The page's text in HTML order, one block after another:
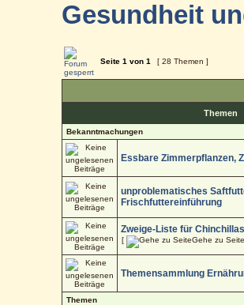
Gesundheit
Seite1 von1 [ 28 Themen ]
Themen
Bekanntmachungen
Essbare Zimmerpflanzen,
unproblematisches
Frischfuttereinführung
Zweige-Liste für Chinchillas
[ Gehe zu
Themensammlung
Themen